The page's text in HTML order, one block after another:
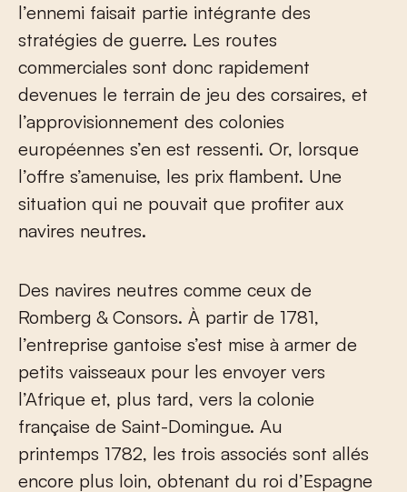
l’ennemi faisait partie intégrante des
stratégies de guerre. Les routes
commerciales sont donc rapidement
devenues le terrain de jeu des corsaires, et
l’approvisionnement des colonies
européennes s’en est ressenti. Or, lorsque
l’offre s’amenuise, les prix flambent. Une
situation qui ne pouvait que profiter aux
navires neutres.
Des navires neutres comme ceux de
Romberg & Consors. À partir de 1781,
l’entreprise gantoise s’est mise à armer de
petits vaisseaux pour les envoyer vers
l’Afrique et, plus tard, vers la colonie
française de Saint-Domingue. Au
printemps 1782, les trois associés sont allés
encore plus loin, obtenant du roi d’Espagne